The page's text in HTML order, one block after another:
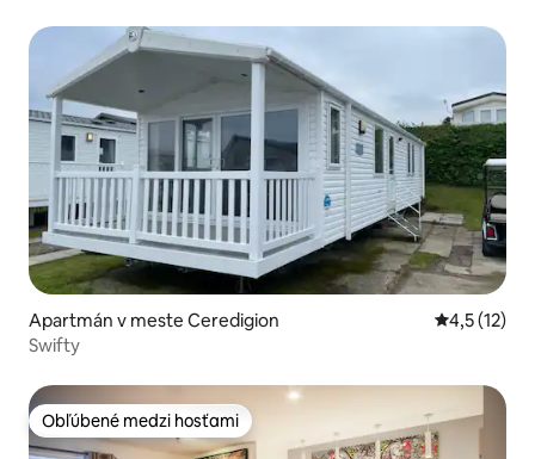
Apartmán v meste Ceredigion Priemerné
4,5 (12)
Swifty
Obľúbené medzi hosťami
Obľúbené medzi hosťami